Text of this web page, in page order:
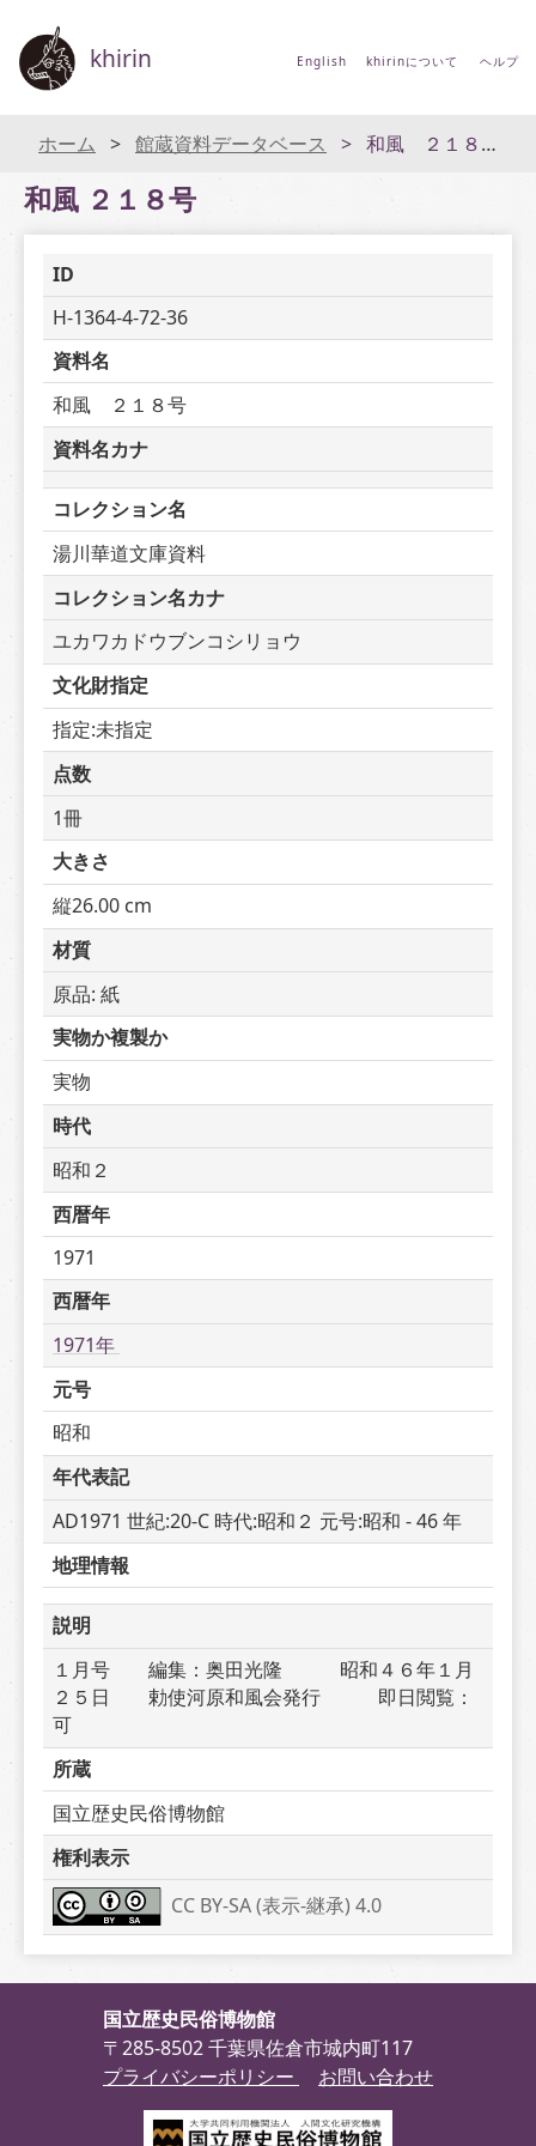
khirin English khirinについて ヘルプ
ホーム 館蔵資料データベース 和風 ２１８号
和風 ２１８号
ID
H-1364-4-72-36
資料名
和風　２１８号
資料名カナ
コレクション名
湯川華道文庫資料
コレクション名カナ
ユカワカドウブンコシリョウ
文化財指定
指定:未指定
点数
1冊
大きさ
縦26.00 cm
材質
原品: 紙
実物か複製か
実物
時代
昭和２
西暦年
1971
西暦年
1971年
元号
昭和
年代表記
AD1971 世紀:20-C 時代:昭和２ 元号:昭和 - 46 年
地理情報
説明
１月号　　編集：奥田光隆　　　昭和４６年１月
２５日　　勅使河原和風会発行　　　即日閲覧：
可
所蔵
国立歴史民俗博物館
権利表示
CC BY-SA (表示-継承) 4.0
国立歴史民俗博物館
〒285-8502 千葉県佐倉市城内町117
プライバシーポリシー
お問い合わせ